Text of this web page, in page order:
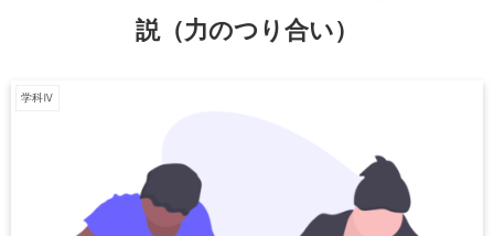
説（力のつり合い）
学科Ⅳ